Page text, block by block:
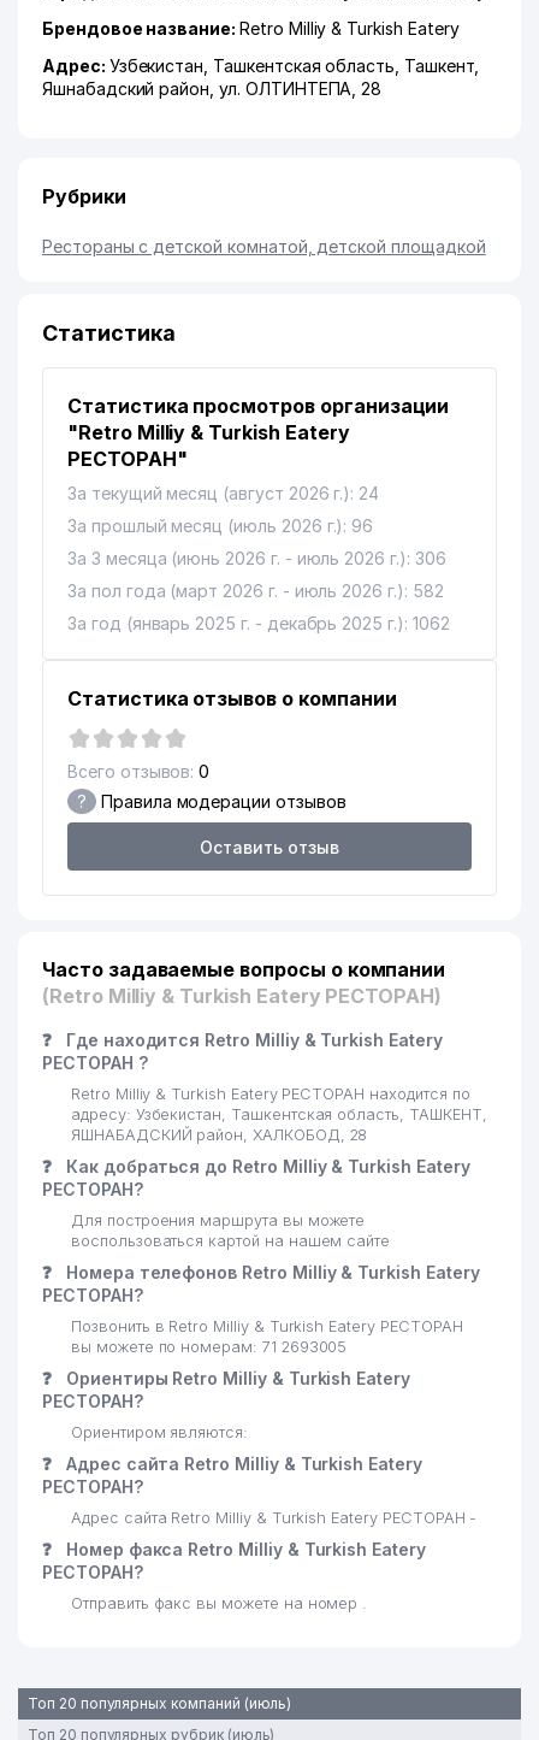
Брендовое название: Retro Milliy & Turkish Eatery
Адрес: Узбекистан, Ташкентская область Ташкент,
Яшнабадский район ,ул. ОЛТИНТЕПА , 28
Рубрики
Рестораны с детской комнатой, детской площадкой
Статистика
Статистика просмотров организации
"Retro Milliy & Turkish Eatery
РЕСТОРАН"
За текущий месяц (август 2026 г.): 24
За прошлый месяц (июль 2026 г.): 96
За 3 месяца (июнь 2026 г. - июль 2026 г.): 306
За пол года (март 2026 г. - июль 2026 г.): 582
За год (январь 2025 г. - декабрь 2025 г.): 1062
Статистика отзывов о компании
Всего отзывов: 0
? Правила модерации отзывов
Оставить отзыв
Часто задаваемые вопросы о компании
(Retro Milliy & Turkish Eatery РЕСТОРАН)
❓
Где находится Retro Milliy & Turkish Eatery
РЕСТОРАН ?
Retro Milliy & Turkish Eatery РЕСТОРАН находится по
адресу: Узбекистан, Ташкентская область, ТАШКЕНТ,
ЯШНАБАДСКИЙ район, ХАЛКОБОД, 28
❓
Как добраться до Retro Milliy & Turkish Eatery
РЕСТОРАН?
Для построения маршрута вы можете
воспользоваться картой на нашем сайте
❓
Номера телефонов Retro Milliy & Turkish Eatery
РЕСТОРАН?
Позвонить в Retro Milliy & Turkish Eatery РЕСТОРАН
вы можете по номерам: 71 2693005
❓
Ориентиры Retro Milliy & Turkish Eatery
РЕСТОРАН?
Ориентиром являются:
❓
Адрес сайта Retro Milliy & Turkish Eatery
РЕСТОРАН?
Адрес сайта Retro Milliy & Turkish Eatery РЕСТОРАН -
❓
Номер факса Retro Milliy & Turkish Eatery
РЕСТОРАН?
Отправить факс вы можете на номер .
Топ 20 популярных компаний (июль)
Топ 20 популярных рубрик (июль)